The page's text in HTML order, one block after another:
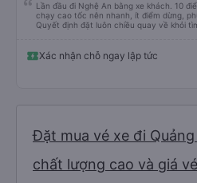
Lần đầu đi Nghệ An bằng xe khách. 10
chạy cao tốc nên nhanh, ít điểm dừng,
Quyết định đặt luôn chiều quay về khỏi
Xác nhận chỗ ngay lập tức
Đặt mua vé xe đi
chất lượng cao và giá